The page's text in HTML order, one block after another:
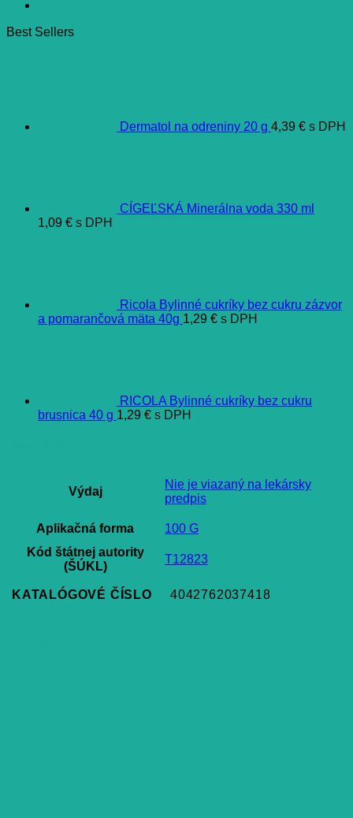
Best Sellers
Dermatol na odreniny 20 g 4,39 € s DPH
CÍGEĽSKÁ Minerálna voda 330 ml
1,09 € s DPH
Ricola Bylinné cukríky bez cukru zázvor
a pomarančová mäta 40g 1,29 € s DPH
RICOLA Bylinné cukríky bez cukru
brusnica 40 g 1,29 € s DPH
Výdaj
Nie je viazaný na lekársky
predpis
Aplikačná forma
100 G
Kód štátnej autority
(ŠÚKL)
T12823
KATALÓGOVÉ ČÍSLO 4042762037418